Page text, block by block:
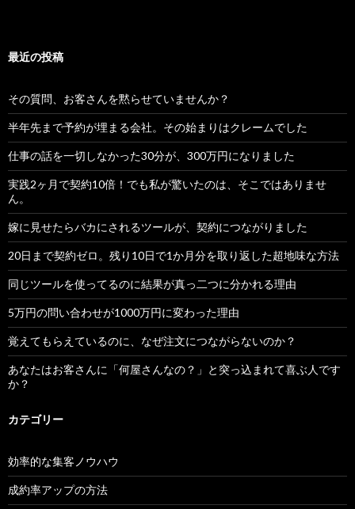
最近の投稿
その質問、お客さんを黙らせていませんか？
半年先まで予約が埋まる会社。その始まりはクレームでした
仕事の話を一切しなかった30分が、300万円になりました
実践2ヶ月で契約10倍！でも私が驚いたのは、そこではありませ
ん。
嫁に見せたらバカにされるツールが、契約につながりました
20日まで契約ゼロ。残り10日で1か月分を取り返した超地味な方法
同じツールを使ってるのに結果が真っ二つに分かれる理由
5万円の問い合わせが1000万円に変わった理由
覚えてもらえているのに、なぜ注文につながらないのか？
あなたはお客さんに「何屋さんなの？」と突っ込まれて喜ぶ人です
か？
カテゴリー
効率的な集客ノウハウ
成約率アップの方法